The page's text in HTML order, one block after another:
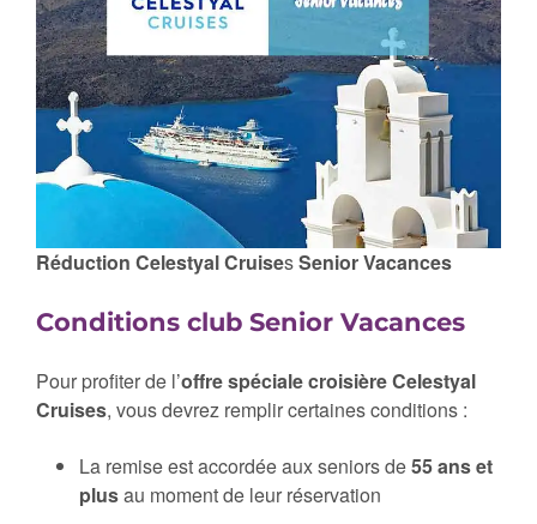
Réduction Celestyal CruisesSenior Vacances
Conditions club Senior Vacances
Pour profiter de l’offre spéciale croisière Celestyal
Cruises, vous devrez remplir certaines conditions :
La remise est accordée aux seniors de55 ans et
plusau moment de leur réservation